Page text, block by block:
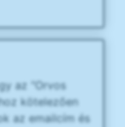
az "Orvos
kötelezően
az emailcím és